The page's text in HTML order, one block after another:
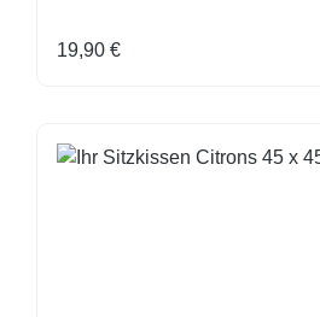
Regulärer Preis:
19,90 €